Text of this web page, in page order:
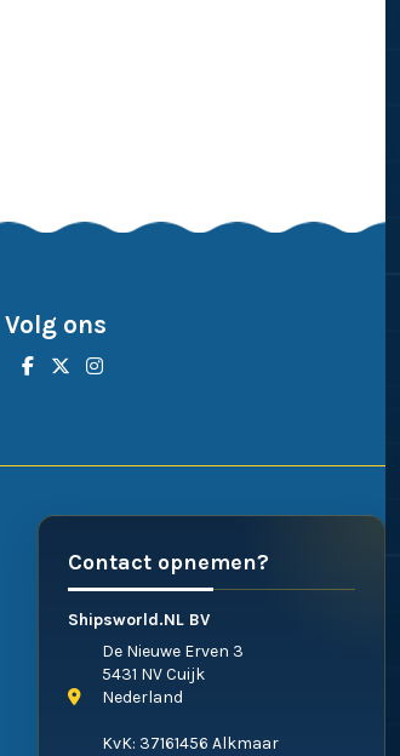
Volg ons
Contact opnemen?
Shipsworld.NL BV
De Nieuwe Erven 3
5431 NV Cuijk
Nederland
KvK: 37161456 Alkmaar